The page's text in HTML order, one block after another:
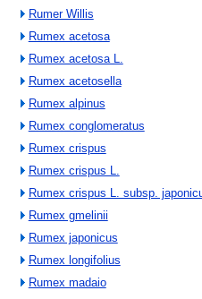
Rumer Willis
Rumex acetosa
Rumex acetosa L.
Rumex acetosella
Rumex alpinus
Rumex conglomeratus
Rumex crispus
Rumex crispus L.
Rumex crispus L. subsp.
Rumex gmelinii
Rumex japonicus
Rumex longifolius
Rumex madaio